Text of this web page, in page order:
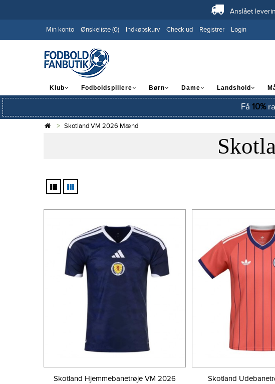
Anslået
Min konto Ønskeliste (0) Indkøbskurv Check ud Registrer Login
Klub Fodboldspillere Børn Dame Landshold
Få 10%
Skotland VM 2026 Mænd
Skotland Hjemmebanetrøje VM 2026
Skotland